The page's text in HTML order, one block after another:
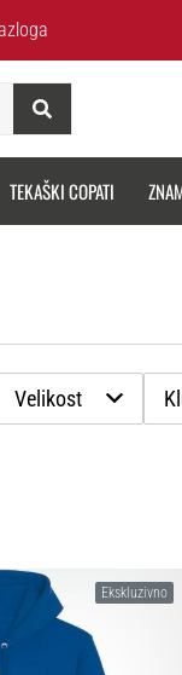
Iskanje
TEKAŠKI COPATI
Velikost
Ekskluzivno